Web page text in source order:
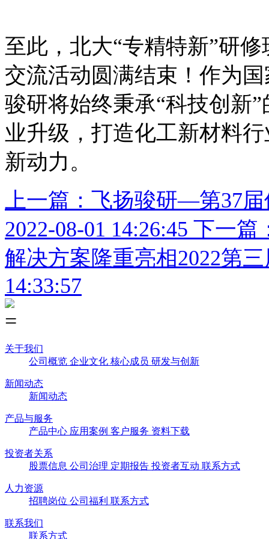
至此，北大“专精特新”研
交流活动圆满结束！作为
骏研将始终秉承“科技创新
业升级，打造化工新材料
新动力。
上一篇：飞扬骏研—第37
2022-08-01 14:26:45 下一篇
解决方案隆重亮相2022第
14:33:57
关于我们
公司概览 企业文化 核心成员 研发与创新
新闻动态
新闻动态
产品与服务
产品中心 应用案例 客户服务 资料下载
投资者关系
股票信息 公司治理 定期报告 投资者互动 联系方式
人力资源
招聘岗位 公司福利 联系方式
联系我们
联系方式